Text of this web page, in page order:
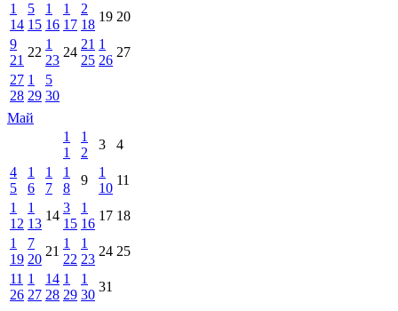
1
14
5
15
1
16
1
17
2
18
19 20
9
21
22
1
23
24
21
25
1
26
27
27
28
1
29
5
30
Май
1
1
1
2
3
4
4
5
1
6
1
7
1
8
9
1
10
11
1
12
1
13
14
3
15
1
16
17 18
1
19
7
20
21
1
22
1
23
24 25
11
26
1
27
14
28
1
29
1
30
31